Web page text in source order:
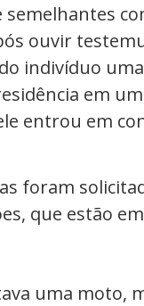
ouvir
indivíduo
em
entrou em
foram
que estão
uma moto,